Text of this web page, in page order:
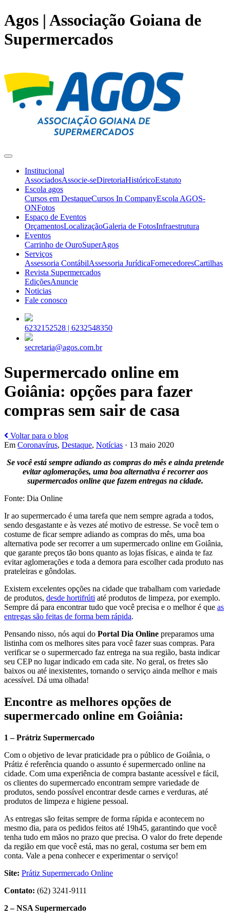
Agos | Associação Goiana de
Supermercados
Institucional
AssociadosAssocie-seDiretoriaHistóricoEstatuto
Escola agos
Cursos em DestaqueCursos In CompanyEscola AGOS-
ONFotos
Espaço de Eventos
OrçamentosLocalizaçãoGaleria de FotosInfraestrutura
Eventos
Carrinho de OuroSuperAgos
Serviços
Assessoria ContábilAssessoria JurídicaFornecedoresCartilhas
Revista Supermercados
EdiçõesAnuncie
Noticias
Fale conosco
6232152528 | 6232548350
secretaria@agos.com.br
Supermercado online em
Goiânia: opções para fazer
compras sem sair de casa
Voltar para o blog
Em Coronavírus, Destaque, Notícias · 13 maio 2020
Se você está sempre adiando as compras do mês e ainda pretende
evitar aglomerações, uma boa alternativa é recorrer aos
supermercados online que fazem entregas na cidade.
Fonte: Dia Online
Ir ao supermercado é uma tarefa que nem sempre agrada a todos,
sendo desgastante e às vezes até motivo de estresse. Se você tem o
costume de ficar sempre adiando as compras do mês, uma boa
alternativa pode ser recorrer a um supermercado online em Goiânia,
que garante preços tão bons quanto as lojas físicas, e ainda te faz
evitar aglomerações e toda a demora para escolher cada produto nas
prateleiras e gôndolas.
Existem excelentes opções na cidade que trabalham com variedade
de produtos, desde hortifrúti até produtos de limpeza, por exemplo.
Sempre dá para encontrar tudo que você precisa e o melhor é que as
entregas são feitas de forma bem rápida.
Pensando nisso, nós aqui do Portal Dia Online preparamos uma
listinha com os melhores sites para você fazer suas compras. Para
verificar se o supermercado faz entrega na sua região, basta indicar
seu CEP no lugar indicado em cada site. No geral, os fretes são
baixos ou até inexistentes, tornando o serviço ainda melhor e mais
acessível. Dá uma olhada!
Encontre as melhores opções de
supermercado online em Goiânia:
1 – Prátriz Supermercado
Com o objetivo de levar praticidade pra o público de Goiânia, o
Prátiz é referência quando o assunto é supermercado online na
cidade. Com uma experiência de compra bastante acessível e fácil,
os clientes do supermercado encontram sempre variedade de
produtos, sendo possível encontrar desde carnes e verduras, até
produtos de limpeza e higiene pessoal.
As entregas são feitas sempre de forma rápida e acontecem no
mesmo dia, para os pedidos feitos até 19h45, garantindo que você
tenha tudo em mãos no prazo que precisa. O valor do frete depende
da região em que você está, mas no geral, costuma ser bem em
conta. Vale a pena conhecer e experimentar o serviço!
Site: Prátiz Supermercado Online
Contato: (62) 3241-9111
2 – NSA Supermercado